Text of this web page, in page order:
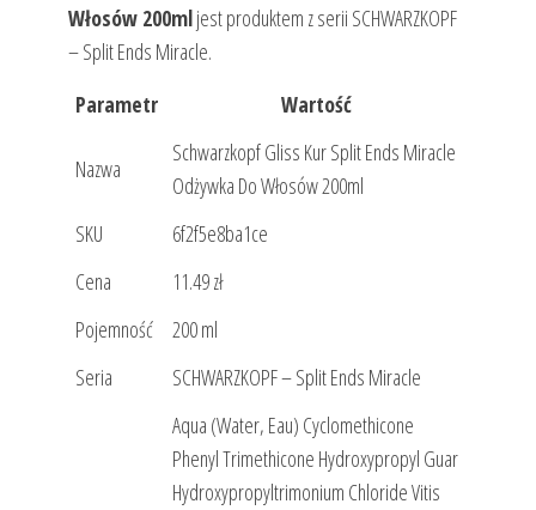
Włosów 200mljest produktem z serii SCHWARZKOPF
– Split Ends Miracle.
Parametr
Wartość
Nazwa
Schwarzkopf Gliss Kur Split Ends Miracle
Odżywka Do Włosów 200ml
SKU
6f2f5e8ba1ce
Cena
11.49 zł
Pojemność
200 ml
Seria
SCHWARZKOPF – Split Ends Miracle
Aqua (Water, Eau) Cyclomethicone
Phenyl Trimethicone Hydroxypropyl Guar
Hydroxypropyltrimonium Chloride Vitis